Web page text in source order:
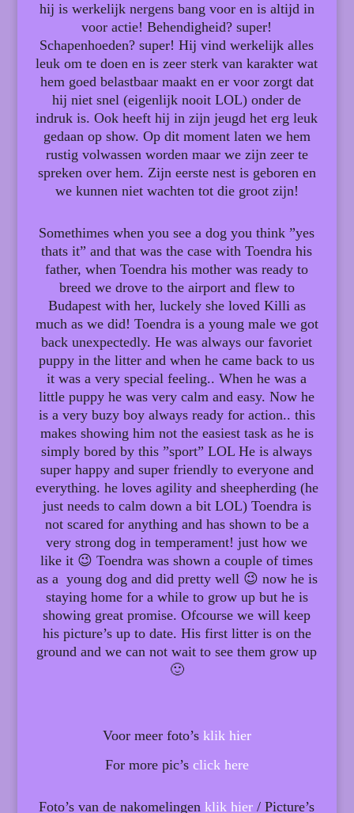
hij is werkelijk nergens bang voor en is altijd in
voor actie! Behendigheid? super!
Schapenhoeden? super! Hij vind werkelijk alles
leuk om te doen en is zeer sterk van karakter wat
hem goed belastbaar maakt en er voor zorgt dat
hij niet snel (eigenlijk nooit LOL) onder de
indruk is. Ook heeft hij in zijn jeugd het erg leuk
gedaan op show. Op dit moment laten we hem
rustig volwassen worden maar we zijn zeer te
spreken over hem. Zijn eerste nest is geboren en
we kunnen niet wachten tot die groot zijn!
Somethimes when you see a dog you think ”yes
thats it” and that was the case with Toendra his
father, when Toendra his mother was ready to
breed we drove to the airport and flew to
Budapest with her, luckely she loved Killi as
much as we did! Toendra is a young male we got
back unexpectedly. He was always our favoriet
puppy in the litter and when he came back to us
it was a very special feeling.. When he was a
little puppy he was very calm and easy. Now he
is a very buzy boy always ready for action.. this
makes showing him not the easiest task as he is
simply bored by this ”sport” LOL He is always
super happy and super friendly to everyone and
everything. he loves agility and sheepherding (he
just needs to calm down a bit LOL) Toendra is
not scared for anything and has shown to be a
very strong dog in temperament! just how we
like it 😉 Toendra was shown a couple of times
as a young dog and did pretty well 😉 now he is
staying home for a while to grow up but he is
showing great promise. Ofcourse we will keep
his picture’s up to date. His first litter is on the
ground and we can not wait to see them grow up
🙂
Voor meer foto’s klik hier
For more pic’s click here
Foto’s van de nakomelingenklik hier / Picture’s